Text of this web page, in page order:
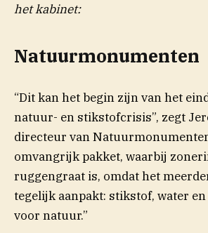
het kabinet:
Natuurmonumenten
“Dit kan het begin zijn van het
natuur- en stikstofcrisis”, zegt
directeur van
omvangrijk pakket, waarbij
ruggengraat is, omdat het
tegelijk aanpakt: stikstof, water
voor natuur.”